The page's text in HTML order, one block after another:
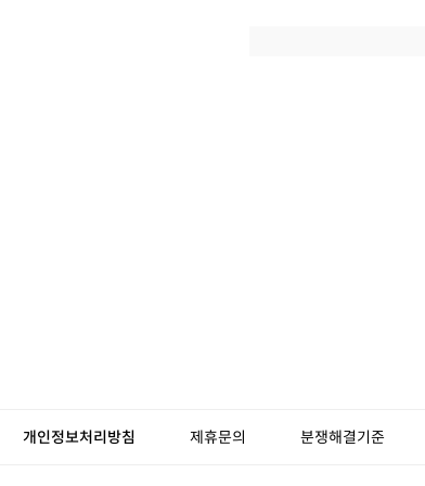
개인정보처리방침 제휴문의 분쟁해결기준